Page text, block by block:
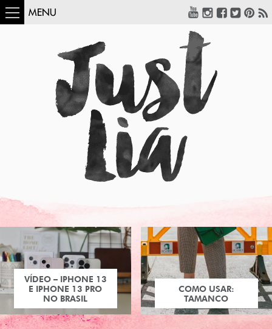
MENU
COMO USAR:
TAMANCO